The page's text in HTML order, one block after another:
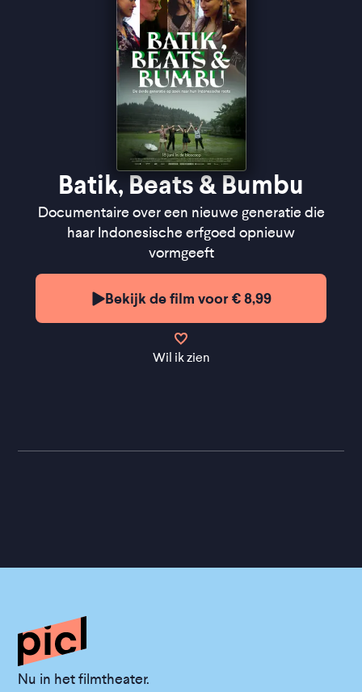
Batik, Beats & Bumbu
Documentaire over een nieuwe generatie die
haar Indonesische erfgoed opnieuw
vormgeeft
Bekijk de film voor € 8,99
Wil ik zien
Nu in het filmtheater.